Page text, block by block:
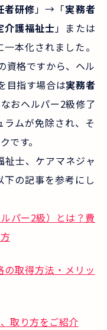
者研修」→「実務者
介護福祉士」または
本化されました。
資格ですから、ヘル
目指す場合は実務者
おヘルパー2級修了
ムが免除され、そ
です。
士、ケアマネジャ
の記事を参考にし
パー2級）とは？費
取得方法・メリッ
取り方をご紹介